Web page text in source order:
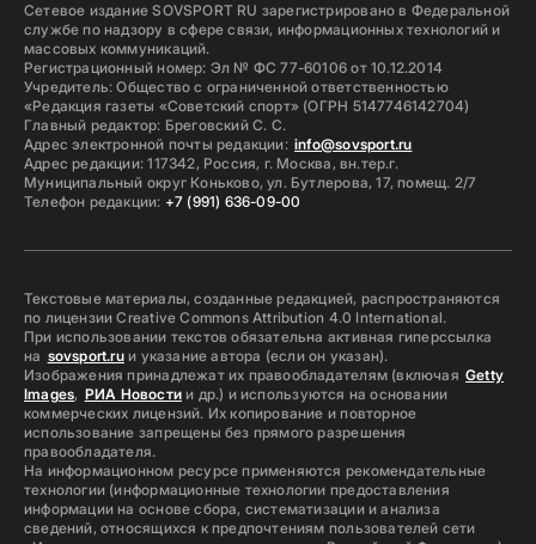
Сетевое издание SOVSPORT RU зарегистрировано в Федеральной
службе по надзору в сфере связи, информационных технологий и
массовых коммуникаций.
Регистрационный номер: Эл № ФС 77-60106 от 10.12.2014
Учредитель: Общество с ограниченной ответственностью
«Редакция газеты «Советский спорт» (ОГРН 5147746142704)
Главный редактор: Бреговский С. С.
Адрес электронной почты редакции: info@sovsport.ru
Адрес редакции: 117342, Россия, г. Москва, вн.тер.г.
Муниципальный округ Коньково, ул. Бутлерова, 17, помещ. 2/7
Телефон редакции: +7 (991) 636-09-00
Текстовые материалы, созданные редакцией, распространяются
по лицензии Creative Commons Attribution 4.0 International.
При использовании текстов обязательна активная гиперссылка
на sovsport.ruи указание автора (если он указан).
Изображения принадлежат их правообладателям (включая Getty
Images, РИА Новостии др.) и используются на основании
коммерческих лицензий. Их копирование и повторное
использование запрещены без прямого разрешения
правообладателя.
На информационном ресурсе применяются рекомендательные
технологии (информационные технологии предоставления
информации на основе сбора, систематизации и анализа
сведений, относящихся к предпочтениям пользователей сети